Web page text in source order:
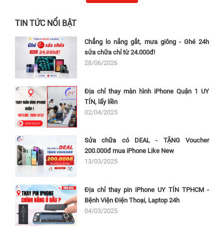
TIN TỨC NỔI BẬT
Chẳng lo nắng gắt, mưa giông - Ghé 24h
sửa chữa chỉ từ 24.000đ!
28/06/2026
Địa chỉ thay màn hình iPhone Quận 1 UY
TÍN, lấy liền
02/04/2025
Sửa chữa có DEAL - TẶNG Voucher
200.000đ mua iPhone Like New
13/03/2025
Địa chỉ thay pin iPhone UY TÍN TPHCM -
Bệnh Viện Điện Thoại, Laptop 24h
04/03/2025